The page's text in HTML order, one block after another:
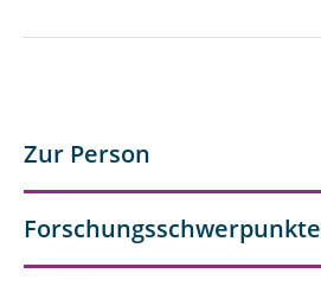
Zur Person
Forschungsschwerpunkte